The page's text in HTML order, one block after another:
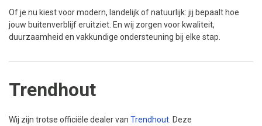
Of je nu kiest voor modern, landelijk of natuurlijk: jij bepaalt hoe
jouw buitenverblijf eruitziet. En wij zorgen voor kwaliteit,
duurzaamheid en vakkundige ondersteuning bij elke stap.
Trendhout
Wij zijn trotse officiële dealer van Trendhout . Deze